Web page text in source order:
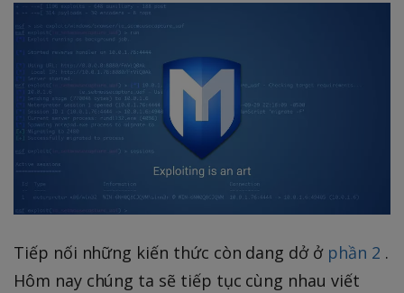
Tiếp nối những kiến thức còn dang dở ở phần 2 .
Hôm nay chúng ta sẽ tiếp tục cùng nhau viết